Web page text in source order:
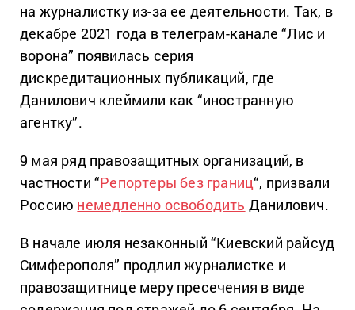
на журналистку из-за ее деятельности. Так, в
декабре 2021 года в телеграм-канале “Лис и
ворона” появилась серия
дискредитационных публикаций, где
Данилович клеймили как “иностранную
агентку”.
9 мая ряд правозащитных организаций, в
частности “Репортеры без границ“, призвали
Россию немедленно освободить Данилович.
В начале июля незаконный “Киевский райсуд
Симферополя” продлил журналистке и
правозащитнице меру пресечения в виде